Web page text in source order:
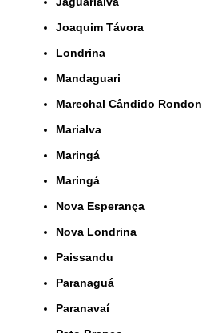
Joaquim Távora
Londrina
Mandaguari
Marechal Cândido Rondon
Marialva
Maringá
Maringá
Nova Esperança
Nova Londrina
Paissandu
Paranaguá
Paranavaí